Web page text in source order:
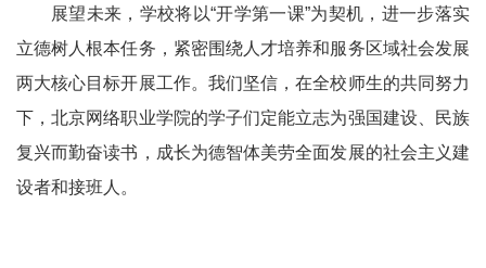
展望未来，学校将以“开学第一课”为契机，进一步落实
立德树人根本任务，紧密围绕人才培养和服务区域社会发展
两大核心目标开展工作。我们坚信，在全校师生的共同努力
下，北京网络职业学院的学子们定能立志为强国建设、民族
复兴而勤奋读书，成长为德智体美劳全面发展的社会主义建
设者和接班人。